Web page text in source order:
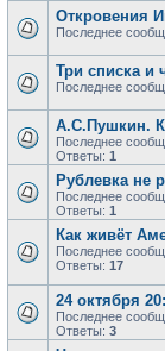
Откровения
Последнее
Три списка и
Последнее
А.С.Пушкин.
Последнее
Ответы: 1
Рублевка не
Последнее
Ответы: 1
Как живёт
Последнее
Ответы: 17
24 октября
Последнее
Ответы: 3